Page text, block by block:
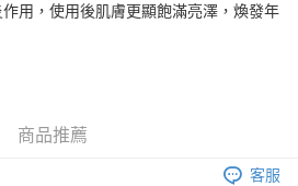
行帳戶，並於存款單據寫上訂單編號後電郵至
或以上免運費
用，使用後肌膚更顯飽滿亮澤，煥發年
商品推薦
客服